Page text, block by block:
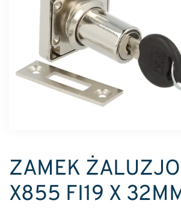
ZAMEK
X855 FI19 X